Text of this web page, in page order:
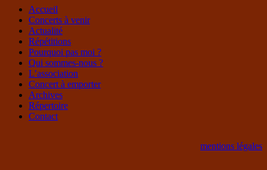
Accueil
Concerts à venir
Actualité
Répétitions
Pourquoi pas moi ?
Qui sommes-nous ?
L’association
Concert à emporter
Archives
Répertoire
Contact
mentions légales